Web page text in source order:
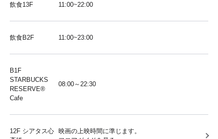
飲食13F 11:00~22:00
飲食B2F 11:00~23:00
B1F
STARBUCKS
RESERVE®︎
Cafe
08:00～22:30
12F シアタス心 映画の上映時間に準じます。